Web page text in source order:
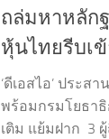
ถล่มหาหลัก
หุ้นไทยรีบเ
‘ดีเอสไอ’ ประส
พร้อมกรมโยธา
เติม แย้มฝาก 3